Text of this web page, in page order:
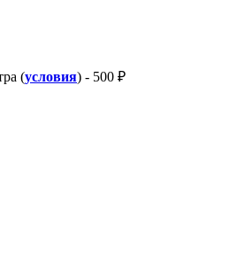
(условия) - 500 ₽